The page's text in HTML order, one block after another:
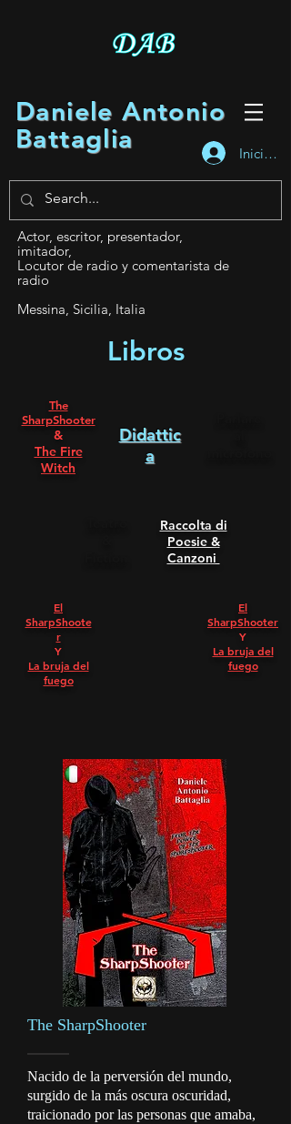
Daniele Antonio
Battaglia
Iniciar
Actor, escritor, presentador,
imitador,
Locutor de radio y comentarista de
radio
Messina, Sicilia, Italia
Libros
El
SharpShoote
r
Y
La bruja del
fuego
El
SharpShooter
Y
La bruja del
fuego
The
SharpShooter
&
The Fire
Witch
Didattic
a
Raccolta di
Poesie &
Canzoni
The SharpShooter
Nacido de la perversión del mundo,
surgido de la más oscura oscuridad,
traicionado por las personas que amaba,